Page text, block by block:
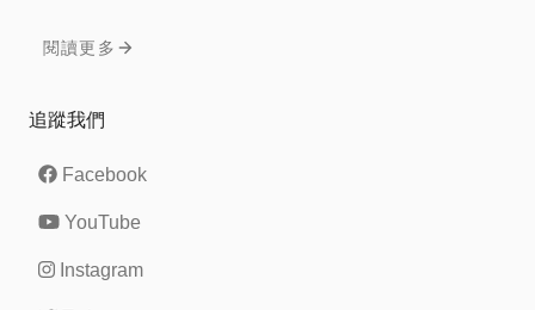
閱讀更多
追蹤我們
Facebook
YouTube
Instagram